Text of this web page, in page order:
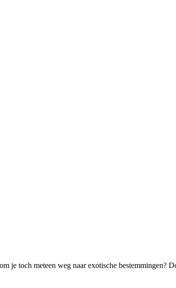
je toch meteen weg naar exotische